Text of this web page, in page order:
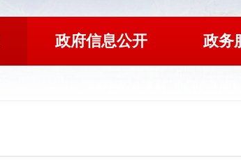
政府信息公开 政务